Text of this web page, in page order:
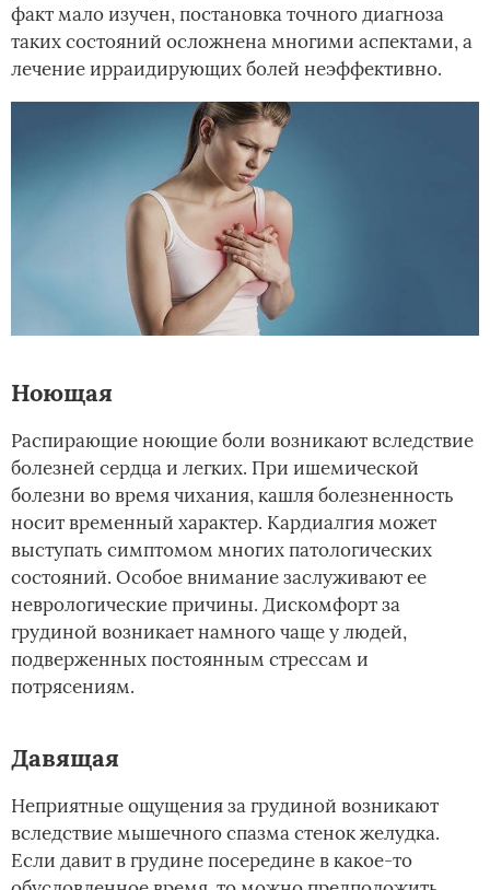
факт мало изучен, постановка точного диагноза
таких состояний осложнена многими аспектами, а
лечение ирраидирующих болей неэффективно.
Ноющая
Распирающие ноющие боли возникают вследствие
болезней сердца и легких. При ишемической
болезни во время чихания, кашля болезненность
носит временный характер. Кардиалгия может
выступать симптомом многих патологических
состояний. Особое внимание заслуживают ее
неврологические причины. Дискомфорт за
грудиной возникает намного чаще у людей,
подверженных постоянным стрессам и
потрясениям.
Давящая
Неприятные ощущения за грудиной возникают
вследствие мышечного спазма стенок желудка.
Если давит в грудине посередине в какое-то